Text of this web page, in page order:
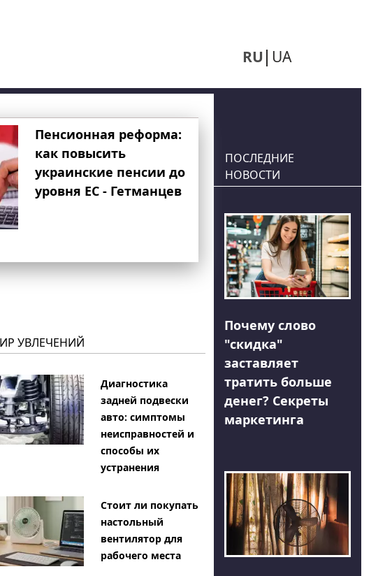
RU UA
Пенсионная реформа:
как повысить
украинские пенсии до
уровня ЕС - Гетманцев
УВЛЕЧЕНИЙ
Диагностика
задней подвески
авто: симптомы
неисправностей и
способы их
устранения
Стоит ли покупать
настольный
вентилятор для
рабочего места
ПОСЛЕДНИЕ
НОВОСТИ
Почему слово
"скидка"
заставляет
тратить больше
денег? Секреты
маркетинга